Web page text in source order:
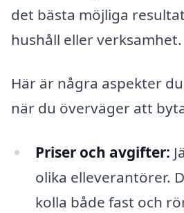
det bästa möjliga
hushåll eller verksamhet.
Här är några aspekter
när du överväger att
Priser och avgifter:
olika elleverantörer.
kolla både fast och